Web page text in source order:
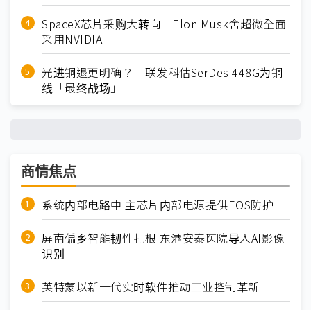
SpaceX芯片采购大转向 Elon Musk舍超微全面
采用NVIDIA
光进铜退更明确？ 联发科估SerDes 448G为铜
线「最终战场」
商情焦点
系统内部电路中 主芯片内部电源提供EOS防护
屏南偏乡智能韧性扎根 东港安泰医院导入AI影像
识别
英特蒙以新一代实时软件推动工业控制革新